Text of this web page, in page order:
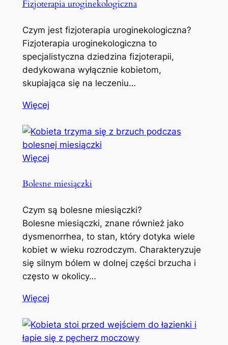
Fizjoterapia uroginekologiczna
Czym jest fizjoterapia uroginekologiczna?
Fizjoterapia uroginekologiczna to
specjalistyczna dziedzina fizjoterapii,
dedykowana wyłącznie kobietom,
skupiająca się na leczeniu…
Więcej
Więcej
Bolesne miesiączki
Czym są bolesne miesiączki?
Bolesne miesiączki, znane również jako
dysmenorrhea, to stan, który dotyka wiele
kobiet w wieku rozrodczym. Charakteryzuje
się silnym bólem w dolnej części brzucha i
często w okolicy…
Więcej